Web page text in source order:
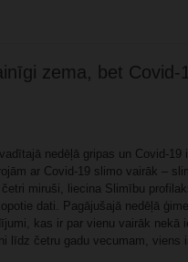
zema, bet Covid-
nedēļā gripas un Covid-
ar Covid-19 slimo vairāk –
četri miruši, liecina Slimību
dati. Pagājušajā nedēļā
kas ir par vienu vairāk nekā
līdz četru gadu vecumam, viens